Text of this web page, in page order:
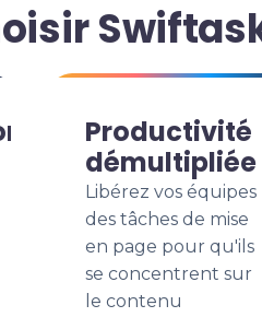
Productivité
démultipliée
Libérez vos équipes
des tâches de mise
en page pour qu'ils
se concentrent sur
le contenu